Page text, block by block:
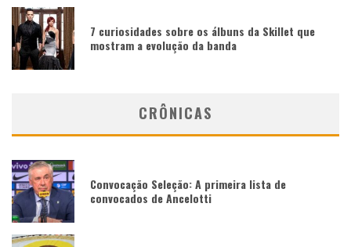
7 curiosidades sobre os álbuns da Skillet que
mostram a evolução da banda
CRÔNICAS
Convocação Seleção: A primeira lista de
convocados de Ancelotti